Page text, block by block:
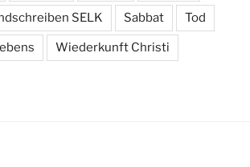
SELK Sabbat Tod
Wiederkunft Christi